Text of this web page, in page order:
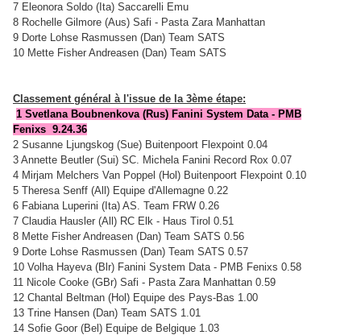
7 Eleonora Soldo (Ita) Saccarelli Emu
8 Rochelle Gilmore (Aus) Safi - Pasta Zara Manhattan
9 Dorte Lohse Rasmussen (Dan) Team SATS
10 Mette Fisher Andreasen (Dan) Team SATS
Classement général à l'issue de la 3ème étape:
1 Svetlana Boubnenkova (Rus) Fanini System Data - PMB
Fenixs 9.24.36
2 Susanne Ljungskog (Sue) Buitenpoort Flexpoint 0.04
3 Annette Beutler (Sui) SC. Michela Fanini Record Rox 0.07
4 Mirjam Melchers Van Poppel (Hol) Buitenpoort Flexpoint 0.10
5 Theresa Senff (All) Equipe d'Allemagne 0.22
6 Fabiana Luperini (Ita) AS. Team FRW 0.26
7 Claudia Hausler (All) RC Elk - Haus Tirol 0.51
8 Mette Fisher Andreasen (Dan) Team SATS 0.56
9 Dorte Lohse Rasmussen (Dan) Team SATS 0.57
10 Volha Hayeva (Blr) Fanini System Data - PMB Fenixs 0.58
11 Nicole Cooke (GBr) Safi - Pasta Zara Manhattan 0.59
12 Chantal Beltman (Hol) Equipe des Pays-Bas 1.00
13 Trine Hansen (Dan) Team SATS 1.01
14 Sofie Goor (Bel) Equipe de Belgique 1.03